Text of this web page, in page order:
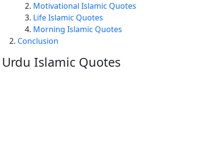
Motivational Islamic Quotes
Life Islamic Quotes
Morning Islamic Quotes
Conclusion
Urdu Islamic Quotes